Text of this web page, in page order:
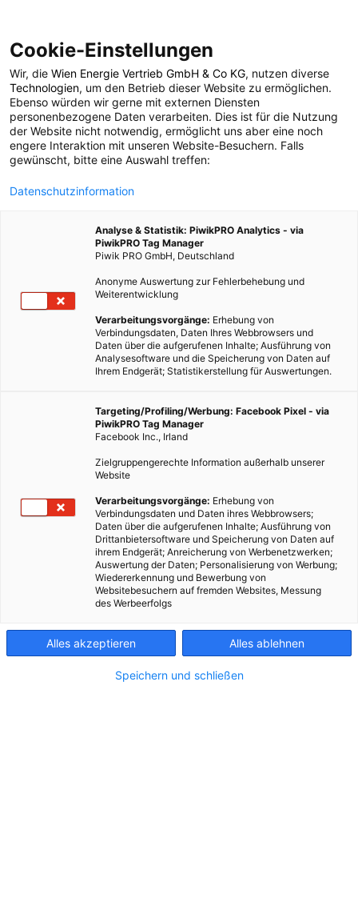
POSTS BY TAG
Wasssermanagement
1 BEITRAG
Cookie-Einstellungen
Wir, die Wien Energie Vertrieb GmbH & Co KG, nutzen diverse
Technologien, um den Betrieb dieser Website zu ermöglichen.
Ebenso würden wir gerne mit externen Diensten
personenbezogene Daten verarbeiten. Dies ist für die Nutzung
der Website nicht notwendig, ermöglicht uns aber eine noch
engere Interaktion mit unseren Website-Besuchern. Falls
gewünscht, bitte eine Auswahl treffen:
Datenschutzinformation
Analyse & Statistik: PiwikPRO Analytics - via
PiwikPRO Tag Manager
Piwik PRO GmbH, Deutschland
Anonyme Auswertung zur Fehlerbehebung und
Weiterentwicklung
Verarbeitungsvorgänge: Erhebung von
Verbindungsdaten, Daten Ihres Webbrowsers und
Daten über die aufgerufenen Inhalte; Ausführung von
Analysesoftware und die Speicherung von Daten auf
Ihrem Endgerät; Statistikerstellung für Auswertungen.
Targeting/Profiling/Werbung: Facebook Pixel - via
PiwikPRO Tag Manager
Facebook Inc., Irland
Zielgruppengerechte Information außerhalb unserer
Website
Verarbeitungsvorgänge: Erhebung von
Verbindungsdaten und Daten ihres Webbrowsers;
Daten über die aufgerufenen Inhalte; Ausführung von
Drittanbietersoftware und Speicherung von Daten auf
ihrem Endgerät; Anreicherung von Werbenetzwerken;
Auswertung der Daten; Personalisierung von Werbung;
Wiedererkennung und Bewerbung von
Websitebesuchern auf fremden Websites, Messung
des Werbeerfolgs
Alles akzeptieren Alles ablehnen
Speichern und schließen